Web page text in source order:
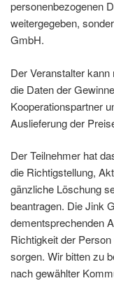
personenbezogenen
weitergegeben,
GmbH.
Der Veranstalter
die Daten der
Kooperationspartner
Auslieferung der
Der Teilnehmer hat
die Richtigstellung,
gänzliche Löschung
beantragen. Die Jink
dementsprechenden
Richtigkeit der
sorgen. Wir bitten zu
nach gewählter